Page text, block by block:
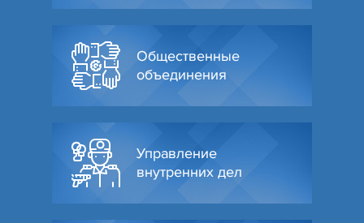
Общественные
объединения
Управление
внутренних дел